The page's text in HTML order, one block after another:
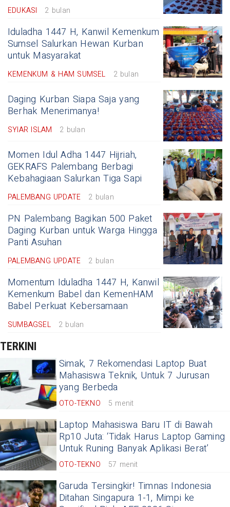
EDUKASI 2 bulan
Iduladha 1447 H, Kanwil Kemenkum
Sumsel Salurkan Hewan Kurban
untuk Masyarakat
KEMENKUM & HAM SUMSEL 2 bulan
Daging Kurban Siapa Saja yang
Berhak Menerimanya!
SYIAR ISLAM 2 bulan
Momen Idul Adha 1447 Hijriah,
GEKRAFS Palembang Berbagi
Kebahagiaan Salurkan Tiga Sapi
PALEMBANG UPDATE 2 bulan
PN Palembang Bagikan 500 Paket
Daging Kurban untuk Warga Hingga
Panti Asuhan
PALEMBANG UPDATE 2 bulan
Momentum Iduladha 1447 H, Kanwil
Kemenkum Babel dan KemenHAM
Babel Perkuat Kebersamaan
SUMBAGSEL 2 bulan
TERKINI
Simak, 7 Rekomendasi Laptop Buat
Mahasiswa Teknik, Untuk 7 Jurusan
yang Berbeda
OTO-TEKNO 5 menit
Laptop Mahasiswa Baru IT di Bawah
Rp10 Juta: ‘Tidak Harus Laptop Gaming
Untuk Runing Banyak Aplikasi Berat’
OTO-TEKNO 57 menit
Garuda Tersingkir! Timnas Indonesia
Ditahan Singapura 1-1, Mimpi ke